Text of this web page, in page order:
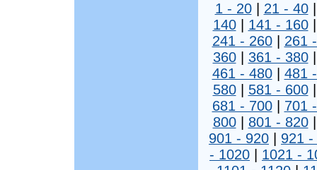
1 - 20| 21 - 40
140| 141 - 160
241 - 260| 261
360| 361 - 380
461 - 480| 481
580| 581 - 600
681 - 700| 701
800| 801 - 820
901 - 920
921 -
- 1020
1021 -